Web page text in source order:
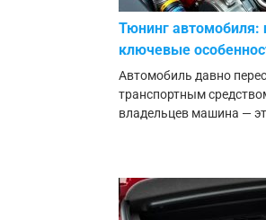
Тюнинг автомобиля:
ключевые
Автомобиль давно
транспортным
владельцев машина —